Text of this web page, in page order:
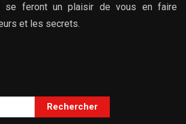
se feront un plaisir de vous en faire
et les secrets.
Rechercher